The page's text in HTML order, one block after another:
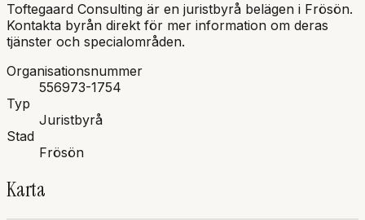
Toftegaard Consulting är en juristbyrå belägen i Frösön.
Kontakta byrån direkt för mer information om deras
tjänster och specialområden.
Organisationsnummer
556973-1754
Typ
Juristbyrå
Stad
Frösön
Karta